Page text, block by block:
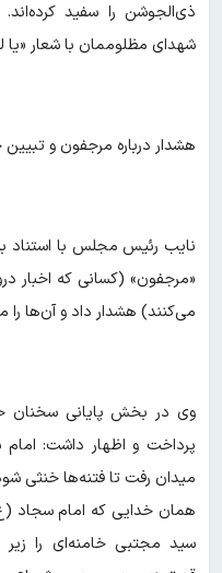
ذی‌الجوشن را سفید
شهدای مظلوممان با شعار «یا
هشدار درباره مرجفون و
«مرجفون» (کسانی که اخبار
می‌کنند) هشدار داد و آن‌ها را
وی در بخش پایانی سخنان
پرداخت و اظهار داشت:
میدان رفت تا فتنه‌ها خنثی
همان خدایی که امام سجاد
سید مجتبی خامنه‌ای را زیر